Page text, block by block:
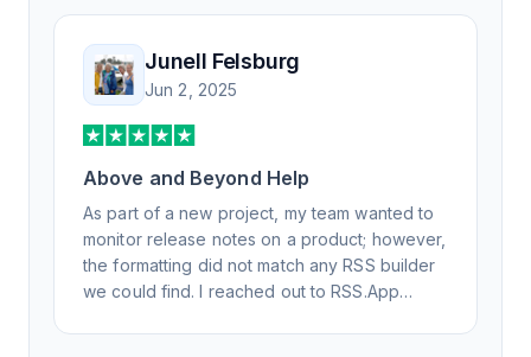
professionally. Highly recommend for all your
RSS feed needs. Our trucking news hub
website couldn't work without it. Thank you.
Junell Felsburg
Jun 2, 2025
Above and Beyond Help
As part of a new project, my team wanted to
monitor release notes on a product; however,
the formatting did not match any RSS builder
we could find. I reached out to RSS.App